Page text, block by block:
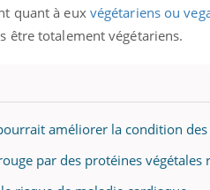
quant à eux végétariens ou
être totalement végétariens.
améliorer la condition
par des protéines végétales